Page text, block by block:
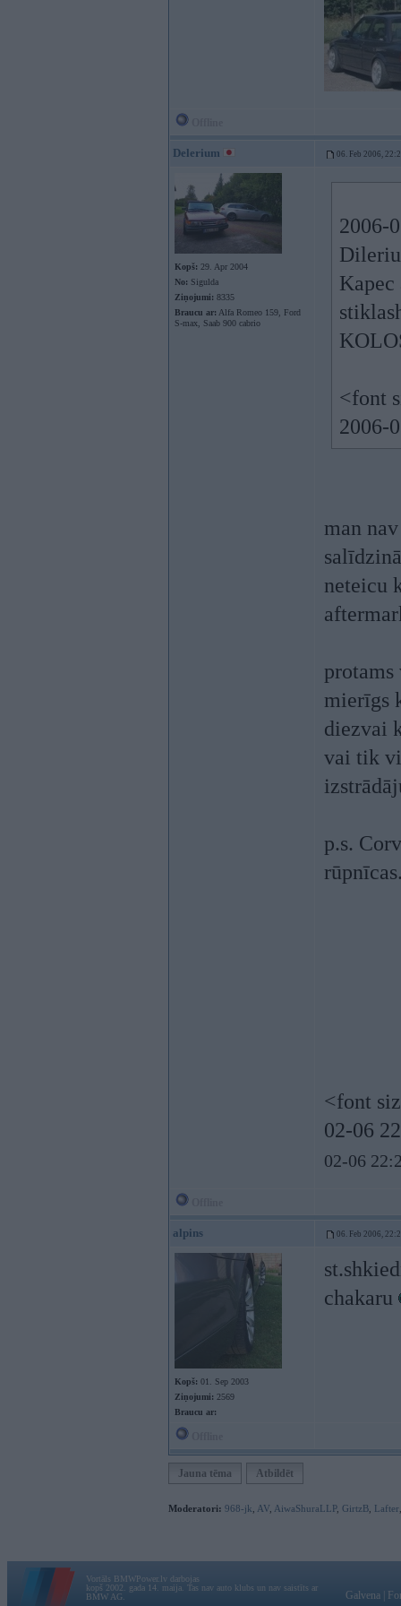
Delerium 06. Feb 2006,
Kopš: 29. Apr 2004
No: Sigulda
Ziņojumi: 8335
Braucu ar: Alfa Romeo 159, Ford
S-max, Saab 900 cabrio
2006-
Kapec
<font
2006-
man
neteicu
protams
mierīgs
diezvai
vai tik
p.s.
<font
02-06
02-06
alpins 06. Feb 2006,
Kopš: 01. Sep 2003
Ziņojumi: 2569
Braucu ar:
chakaru
Jauna tēma Atbildēt
Moderatori: 968-jk AV AiwaShuraLLP, GirtzB Lafter
Vortāls BMWPower.lv darbojas
kopš 2002. gada 14. maija. Tas nav auto klubs un nav saistīts ar
BMW AG.
Galvena